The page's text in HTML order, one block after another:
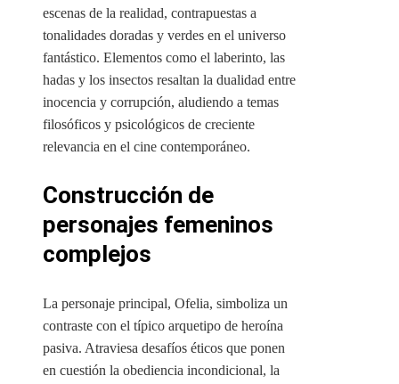
escenas de la realidad, contrapuestas a
tonalidades doradas y verdes en el universo
fantástico. Elementos como el laberinto, las
hadas y los insectos resaltan la dualidad entre
inocencia y corrupción, aludiendo a temas
filosóficos y psicológicos de creciente
relevancia en el cine contemporáneo.
Construcción de
personajes femeninos
complejos
La personaje principal, Ofelia, simboliza un
contraste con el típico arquetipo de heroína
pasiva. Atraviesa desafíos éticos que ponen
en cuestión la obediencia incondicional, la